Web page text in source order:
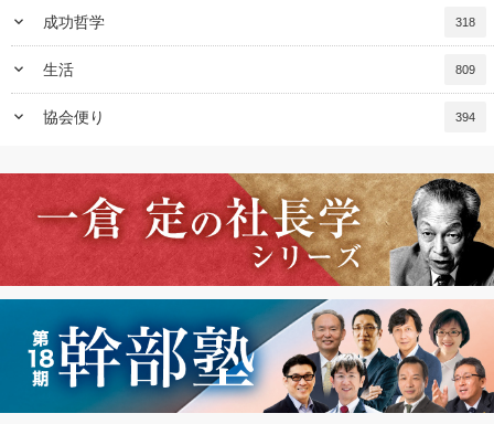
keyboard_arrow_down 成功哲学 318
keyboard_arrow_down 生活 809
keyboard_arrow_down 協会便り 394